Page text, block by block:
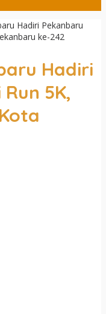
Hadiri Pekanbaru
ke-242
Hadiri
5K,